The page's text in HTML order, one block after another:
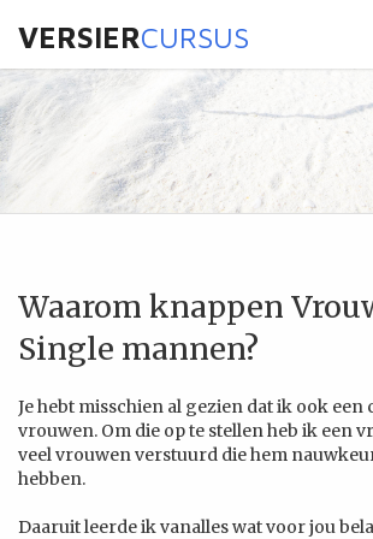
VERSIERCURSUS
Waarom knappen
Single mannen?
Je hebt misschien al gezien dat ik ook een
vrouwen. Om die op te stellen heb ik een
veel vrouwen verstuurd die hem
hebben.
Daaruit leerde ik vanalles wat voor jou